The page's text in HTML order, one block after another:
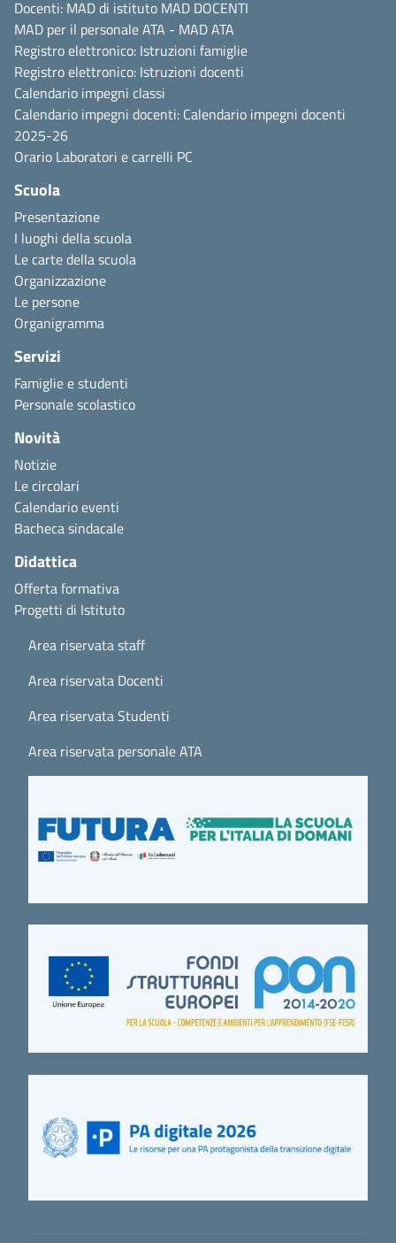
Docenti: MAD di istituto MAD DOCENTI
MAD per il personale ATA - MAD ATA
Registro elettronico: Istruzioni famiglie
Registro elettronico: Istruzioni docenti
Calendario impegni classi
Calendario impegni docenti: Calendario impegni docenti
2025-26
Orario Laboratori e carrelli PC
Scuola
Presentazione
I luoghi della scuola
Le carte della scuola
Organizzazione
Le persone
Organigramma
Servizi
Famiglie e studenti
Personale scolastico
Novità
Notizie
Le circolari
Calendario eventi
Bacheca sindacale
Didattica
Offerta formativa
Progetti di Istituto
Area riservata staff
Area riservata Docenti
Area riservata Studenti
Area riservata personale ATA